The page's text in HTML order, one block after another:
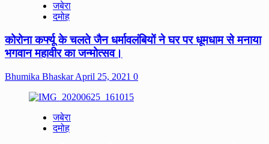
जबेरा
दमोह
कोरोना कर्फ्यू के चलते जैन धर्मावलंबियों ने घर पर धूमधाम से मनाया
भगवान महावीर का जन्मोत्सव।
Bhumika BhaskarApril 25, 2021 0
जबेरा
दमोह